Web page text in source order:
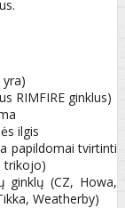
RIMFIRE ginklus)
ilgis
papildomai tvirtinti
trikojo)
ginklų (CZ, Howa,
Weatherby)